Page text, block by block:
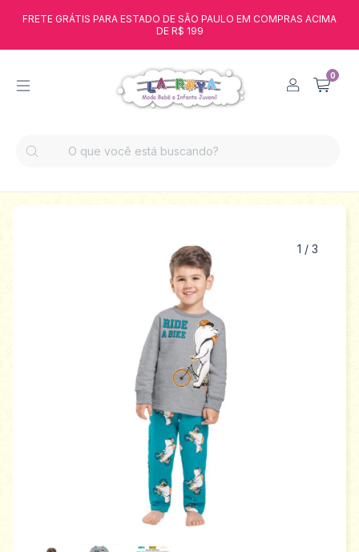
FRETE GRÁTIS PARA ESTADO DE SÃO PAULO EM COMPRAS ACIMA
DE R$ 199
0
1 / 3